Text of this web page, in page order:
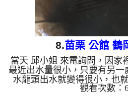
8.苗栗 公館 鶴
當天 邱小姐 來電詢問，因家
最近出水量很小，只要有另一
水龍頭出水就變得很小，也
水，讓他覺得相當不便，於是
觀看次數：